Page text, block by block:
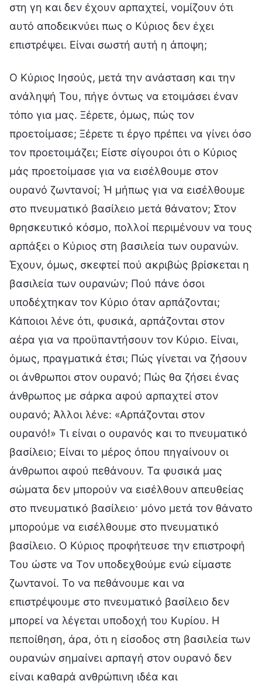
στη γη και δεν έχουν αρπαχτεί, νομίζουν ότι
αυτό αποδεικνύει πως ο Κύριος δεν έχει
επιστρέψει. Είναι σωστή αυτή η άποψη;
Ο Κύριος Ιησούς, μετά την ανάσταση και την
ανάληψή Του, πήγε όντως να ετοιμάσει έναν
τόπο για μας. Ξέρετε, όμως, πώς τον
προετοίμασε; Ξέρετε τι έργο πρέπει να γίνει όσο
τον προετοιμάζει; Είστε σίγουροι ότι ο Κύριος
μάς προετοίμασε για να εισέλθουμε στον
ουρανό ζωντανοί; Ή μήπως για να εισέλθουμε
στο πνευματικό βασίλειο μετά θάνατον; Στον
θρησκευτικό κόσμο, πολλοί περιμένουν να τους
αρπάξει ο Κύριος στη βασιλεία των ουρανών.
Έχουν, όμως, σκεφτεί πού ακριβώς βρίσκεται η
βασιλεία των ουρανών; Πού πάνε όσοι
υποδέχτηκαν τον Κύριο όταν αρπάζονται;
Κάποιοι λένε ότι, φυσικά, αρπάζονται στον
αέρα για να προϋπαντήσουν τον Κύριο. Είναι,
όμως, πραγματικά έτσι; Πώς γίνεται να ζήσουν
οι άνθρωποι στον ουρανό; Πώς θα ζήσει ένας
άνθρωπος με σάρκα αφού αρπαχτεί στον
ουρανό; Άλλοι λένε: «Αρπάζονται στον
ουρανό!» Τι είναι ο ουρανός και το πνευματικό
βασίλειο; Είναι το μέρος όπου πηγαίνουν οι
άνθρωποι αφού πεθάνουν. Τα φυσικά μας
σώματα δεν μπορούν να εισέλθουν απευθείας
στο πνευματικό βασίλειο· μόνο μετά τον θάνατο
μπορούμε να εισέλθουμε στο πνευματικό
βασίλειο. Ο Κύριος προφήτευσε την επιστροφή
Του ώστε να Τον υποδεχθούμε ενώ είμαστε
ζωντανοί. Το να πεθάνουμε και να
επιστρέψουμε στο πνευματικό βασίλειο δεν
μπορεί να λέγεται υποδοχή του Κυρίου. Η
πεποίθηση, άρα, ότι η είσοδος στη βασιλεία των
ουρανών σημαίνει αρπαγή στον ουρανό δεν
είναι καθαρά ανθρώπινη ιδέα και